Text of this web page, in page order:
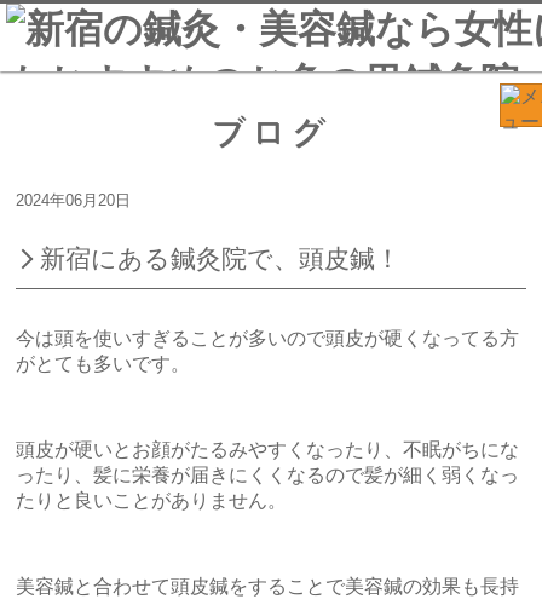
ブログ
2024年06月20日
新宿にある鍼灸院で、頭皮鍼！
今は頭を使いすぎることが多いので頭皮が硬くなってる方
がとても多いです。
頭皮が硬いとお顔がたるみやすくなったり、不眠がちにな
ったり、髪に栄養が届きにくくなるので髪が細く弱くなっ
たりと良いことがありません。
美容鍼と合わせて頭皮鍼をすることで美容鍼の効果も長持